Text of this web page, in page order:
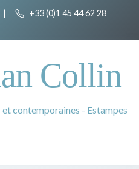
| +33 (0)1 45 44 62 28
Collin
contemporaines - Estampes